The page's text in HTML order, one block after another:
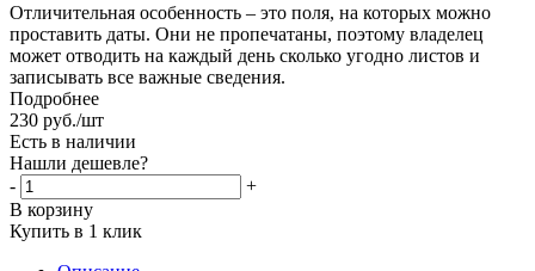
Отличительная особенность – это поля, на которых можно
проставить даты. Они не пропечатаны, поэтому владелец
может отводить на каждый день сколько угодно листов и
записывать все важные сведения.
Подробнее
230 руб./шт
Есть в наличии
Нашли дешевле?
-
+
В корзину
Купить в 1 клик